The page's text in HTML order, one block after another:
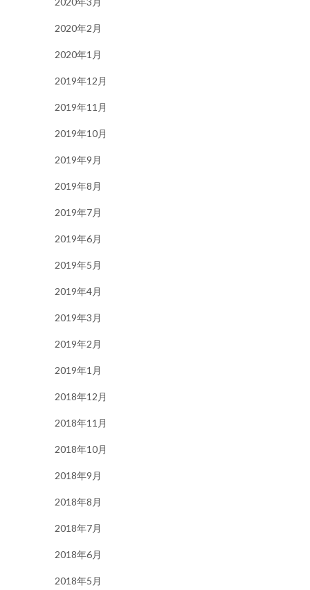
2020年2月
2020年1月
2019年12月
2019年11月
2019年10月
2019年9月
2019年8月
2019年7月
2019年6月
2019年5月
2019年4月
2019年3月
2019年2月
2019年1月
2018年12月
2018年11月
2018年10月
2018年9月
2018年8月
2018年7月
2018年6月
2018年5月